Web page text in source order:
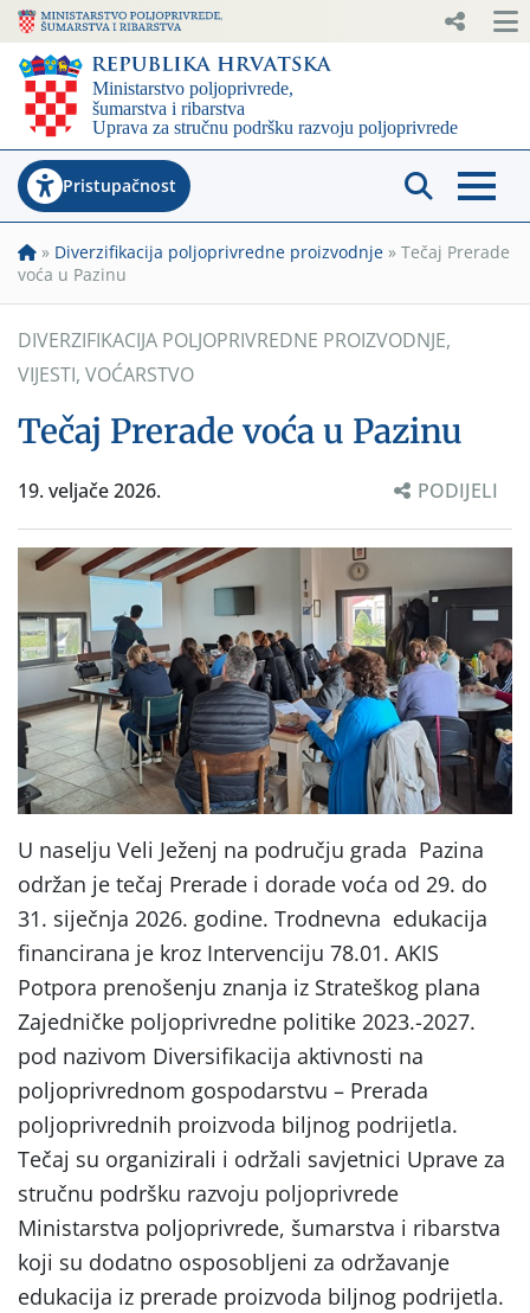
Pristupačnost
» Diverzifikacija poljoprivredne proizvodnje » Tečaj Prerade
voća u Pazinu
DIVERZIFIKACIJA POLJOPRIVREDNE PROIZVODNJE,
VIJESTI, VOĆARSTVO
Tečaj Prerade voća u Pazinu
19. veljače 2026. PODIJELI
U naselju Veli Ježenj na području grada Pazina
održan je tečaj Prerade i dorade voća od 29. do
31. siječnja 2026. godine. Trodnevna edukacija
financirana je kroz Intervenciju 78.01. AKIS
Potpora prenošenju znanja iz Strateškog plana
Zajedničke poljoprivredne politike 2023.-2027.
pod nazivom Diversifikacija aktivnosti na
poljoprivrednom gospodarstvu – Prerada
poljoprivrednih proizvoda biljnog podrijetla.
Tečaj su organizirali i održali savjetnici Uprave za
stručnu podršku razvoju poljoprivrede
Ministarstva poljoprivrede, šumarstva i ribarstva
koji su dodatno osposobljeni za održavanje
edukacija iz prerade proizvoda biljnog podrijetla.